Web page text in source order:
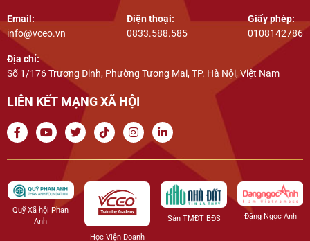
Email:
info@vceo.vn
Điện thoại:
0833.588.585
Giấy phép:
0108142786
Địa chỉ:
Số 1/176 Trương Định, Phường Tương Mai, TP. Hà Nội, Việt Nam
LIÊN KẾT MẠNG XÃ HỘI
Quỹ Xã hội Phan
Anh
Học Viện Doanh
Sàn TMĐT BĐS Đặng Ngọc Anh